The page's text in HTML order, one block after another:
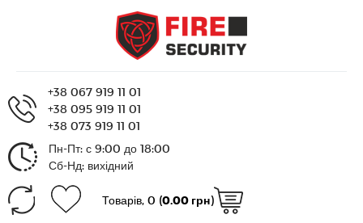
+38 067 919 11 01
+38 095 919 11 01
+38 073 919 11 01
Пн-Пт: с 9:00 до 18:00
Сб-Нд: вихідний
Товарів, 0 (0.00 грн)